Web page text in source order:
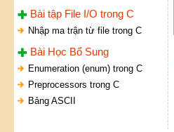
Bài tập File I/O trong C
Nhập ma trận từ file trong C
Bài Học Bổ Sung
Enumeration (enum) trong C
Preprocessors trong C
Bảng ASCII